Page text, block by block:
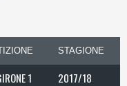
STAGIONE
1 2017/18